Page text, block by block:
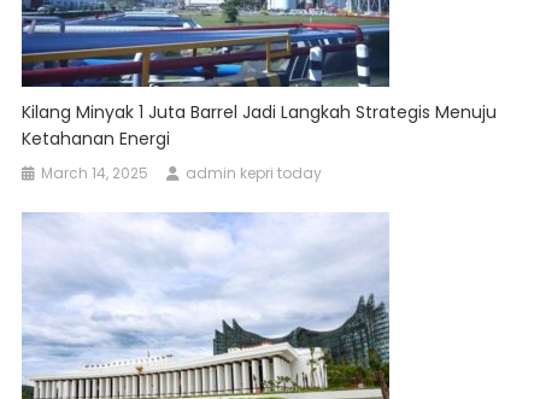
Kilang Minyak 1 Juta Barrel Jadi Langkah Strategis Menuju
Ketahanan Energi
March 14, 2025 admin kepri today